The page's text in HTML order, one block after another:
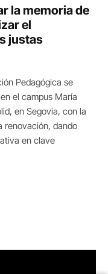
la memoria de
el
justas
Pedagógica se
el campus María
en Segovia, con la
renovación, dando
en clave